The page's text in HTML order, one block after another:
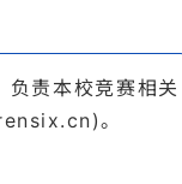
责本校竞赛相关
。